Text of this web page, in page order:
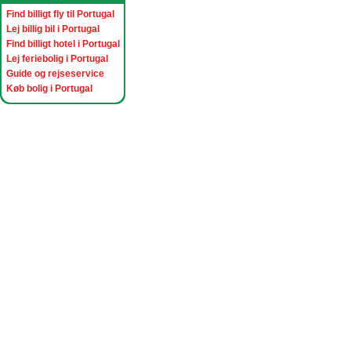
Find billigt fly til Portugal
Lej billig bil i Portugal
Find billigt hotel i Portugal
Lej feriebolig i Portugal
Guide og rejseservice
Køb bolig i Portugal